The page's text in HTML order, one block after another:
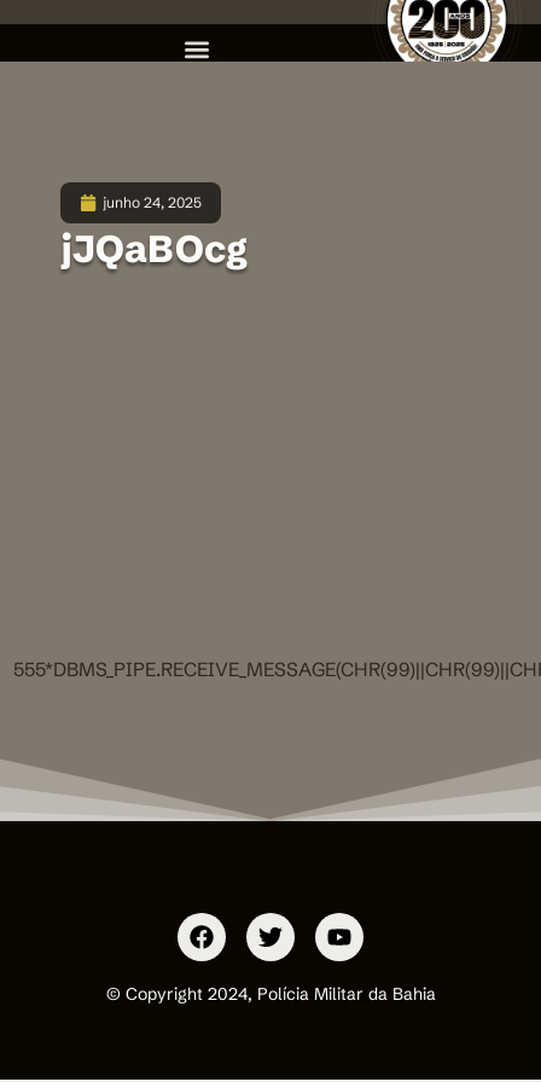
junho 24, 2025
jJQaBOcg
© Copyright 2024, Polícia Militar da Bahia